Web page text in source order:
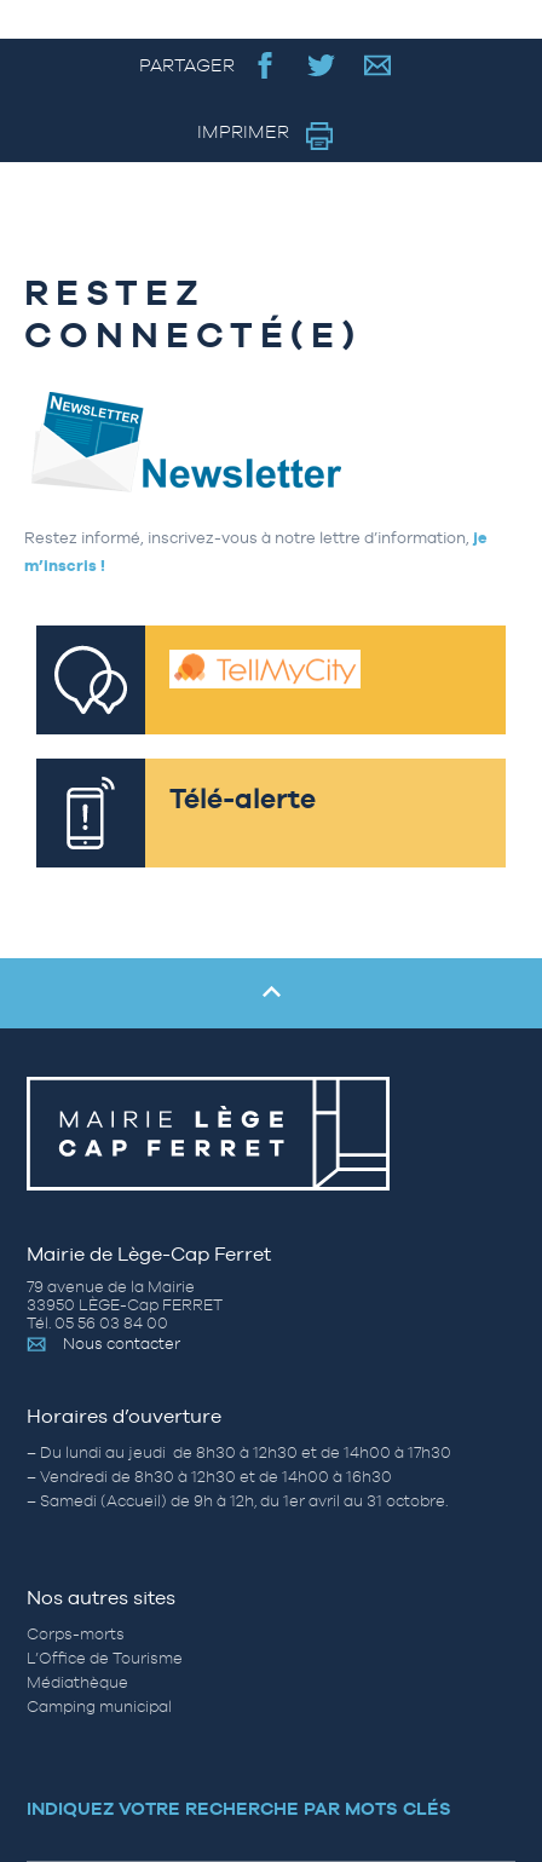
PARTAGER
IMPRIMER
RESTEZ
CONNECTÉ(E)
Restez informé, inscrivez-vous à notre lettre d’information, je
m’inscris !
Télé-alerte
Mairie de Lège-Cap Ferret
79 avenue de la Mairie
33950 LÈGE-Cap FERRET
Tél. 05 56 03 84 00
Nous contacter
Horaires d’ouverture
– Du lundi au jeudi de 8h30 à 12h30 et de 14h00 à 17h30
– Vendredi de 8h30 à 12h30 et de 14h00 à 16h30
– Samedi (Accueil) de 9h à 12h, du 1er avril au 31 octobre.
Nos autres sites
Corps-morts
L’Office de Tourisme
Médiathèque
Camping municipal
INDIQUEZ VOTRE RECHERCHE PAR MOTS CLÉS